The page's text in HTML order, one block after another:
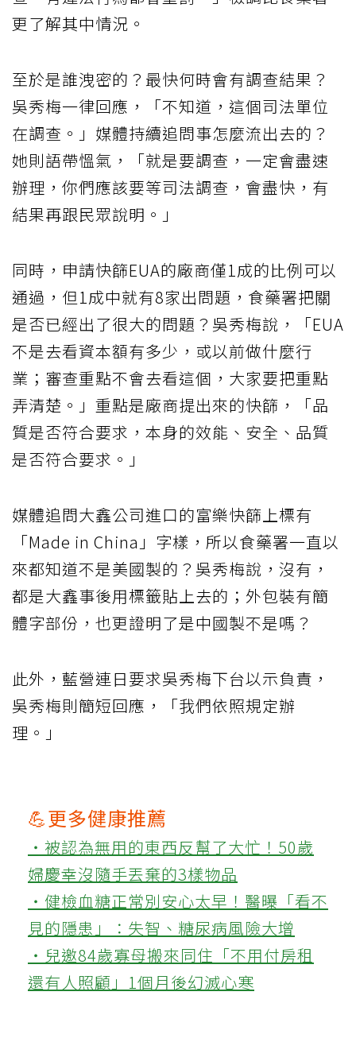
更了解其中情況。
至於是誰洩密的？最快何時會有調查結果？
吳秀梅一律回應，「不知道，這個司法單位
在調查。」媒體持續追問事怎麼流出去的？
她則語帶慍氣，「就是要調查，一定會盡速
辦理，你們應該要等司法調查，會盡快，有
結果再跟民眾說明。」
同時，申請快篩EUA的廠商僅1成的比例可以
通過，但1成中就有8家出問題，食藥署把關
是否已經出了很大的問題？吳秀梅說，「EUA
不是去看資本額有多少，或以前做什麼行
業；審查重點不會去看這個，大家要把重點
弄清楚。」重點是廠商提出來的快篩，「品
質是否符合要求，本身的效能、安全、品質
是否符合要求。」
媒體追問大鑫公司進口的富樂快篩上標有
「Made in China」字樣，所以食藥署一直以
來都知道不是美國製的？吳秀梅說，沒有，
都是大鑫事後用標籤貼上去的；外包裝有簡
體字部份，也更證明了是中國製不是嗎？
此外，藍營連日要求吳秀梅下台以示負責，
吳秀梅則簡短回應，「我們依照規定辦
理。」
💪更多健康推薦
‧被認為無用的東西反幫了大忙！50歲
婦慶幸沒隨手丟棄的3樣物品
‧健檢血糖正常別安心太早！醫曝「看不
見的隱患」：失智、糖尿病風險大增
‧兒邀84歲寡母搬來同住「不用付房租
還有人照顧」1個月後幻滅心寒